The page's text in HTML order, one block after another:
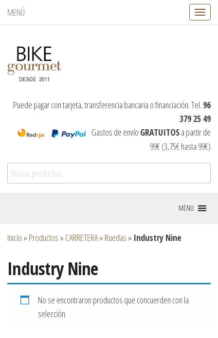
MENÚ
C
a
e
g
a
i
Puede pagar con tarjeta, transferencia bancaria o financiación. Tel. 96
379 25 49
Gastos de envío GRATUITOSa partir de
99€ (3,75€ hasta 99€)
MENU
Inicio » Productos » CARRETERA» Ruedas » Industry Nine
Industry Nine
No se encontraron productos que concuerden con la
selección.